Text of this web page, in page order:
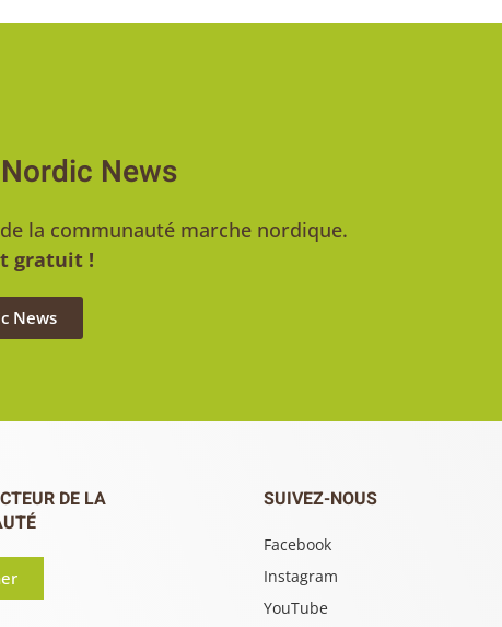
News
la communauté marche nordique.
gratuit !
News
DE LA
SUIVEZ-NOUS
Facebook
Instagram
YouTube